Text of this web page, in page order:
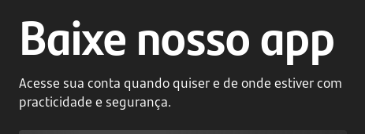
Baixe nosso app
Acesse sua conta quando quiser e de onde estiver com
practicidade e segurança.